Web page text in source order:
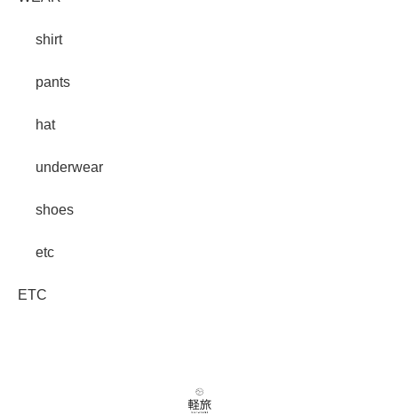
shirt
pants
hat
underwear
shoes
etc
ETC